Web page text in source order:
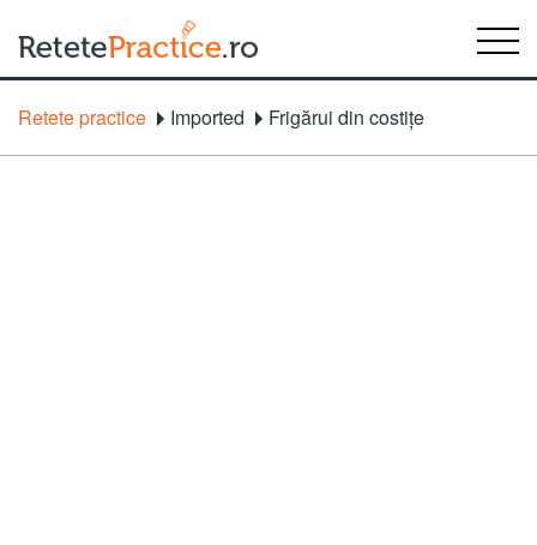
Retete practice Imported Frigărui din costiţe